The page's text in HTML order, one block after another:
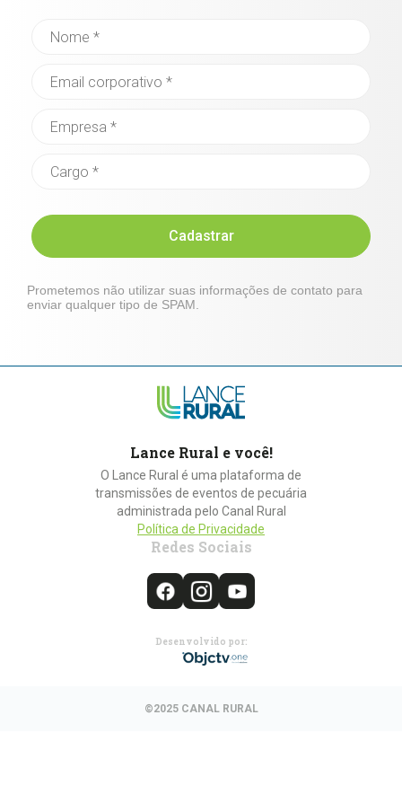
Cadastrar
Prometemos não utilizar suas informações de contato para
enviar qualquer tipo de SPAM.
Lance Rural e você!
O Lance Rural é uma plataforma de
transmissões de eventos de pecuária
administrada pelo Canal Rural
Política de Privacidade
Redes Sociais
Desenvolvido por:
©2025 CANAL RURAL